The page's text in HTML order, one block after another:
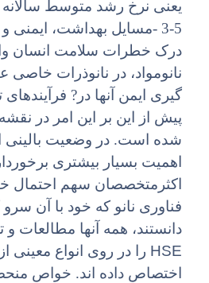
5-3 -مسایل بهداشت، ایمنی و محیط زیست (
درک خطرات سلامت انسان
نانومواد، در نانوذرات خاصی
گیری ایمن آنها در ? فرآیندهای
پیش از این بر این امر در نقشه
شده است. در وضعیت بالینی
اهمیت بسیار بیشتری
اکثرمتخصصان سهم احتمال
فناوری نانو که خود با آن سرو
دانستند، همه آنها مطالعات و
HSE را در روی انواع معینی
اختصاص داده اند. خواص